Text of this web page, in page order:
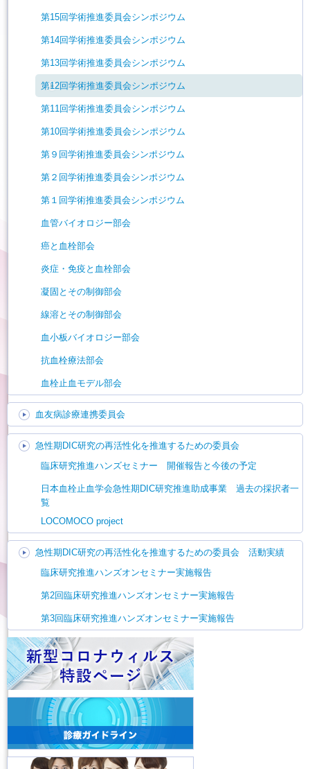
第15回学術推進委員会シンポジウム
第14回学術推進委員会シンポジウム
第13回学術推進委員会シンポジウム
第12回学術推進委員会シンポジウム
第11回学術推進委員会シンポジウム
第10回学術推進委員会シンポジウム
第９回学術推進委員会シンポジウム
第２回学術推進委員会シンポジウム
第１回学術推進委員会シンポジウム
血管バイオロジー部会
癌と血栓部会
炎症・免疫と血栓部会
凝固とその制御部会
線溶とその制御部会
血小板バイオロジー部会
抗血栓療法部会
血栓止血モデル部会
血友病診療連携委員会
急性期DIC研究の再活性化を推進するための委員会
臨床研究推進ハンズセミナー 開催報告と今後の予定
日本血栓止血学会急性期DIC研究推進助成事業 過去の採択者一
覧
LOCOMOCO project
急性期DIC研究の再活性化を推進するための委員会 活動実績
臨床研究推進ハンズオンセミナー実施報告
第2回臨床研究推進ハンズオンセミナー実施報告
第3回臨床研究推進ハンズオンセミナー実施報告